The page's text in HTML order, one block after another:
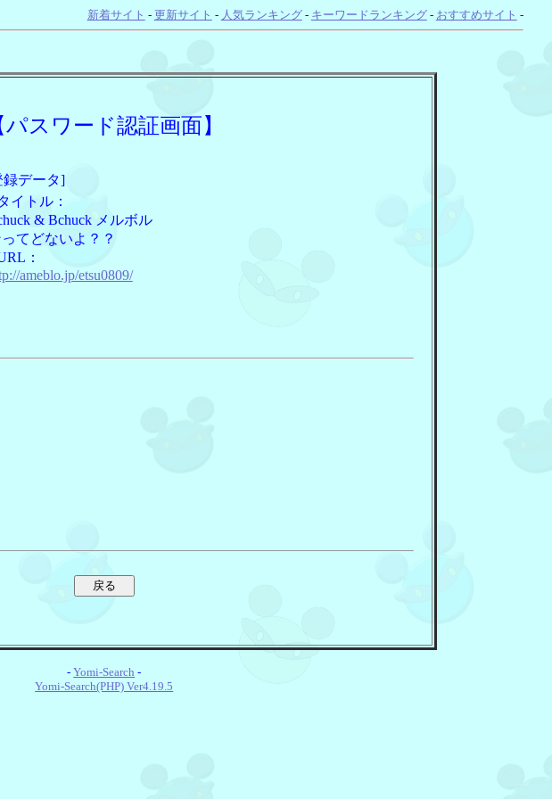
新着サイト - 更新サイト - 人気ランキング- キーワードランキング- おすすめサイト -
パスワード認証画面】
録データ]
イトル：
& Bchuck メルボル
ってどないよ？？
：
ameblo.jp/etsu0809/
-Yomi-Search -
Yomi-Search(PHP) Ver4.19.5